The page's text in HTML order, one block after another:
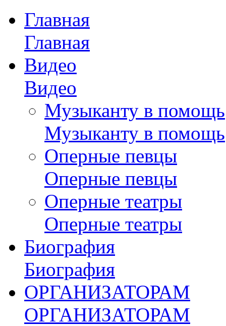
Главная
Главная
Видео
Видео
Музыканту в помощь
Музыканту в помощь
Оперные певцы
Оперные певцы
Оперные театры
Оперные театры
Биография
Биография
ОРГАНИЗАТОРАМ
ОРГАНИЗАТОРАМ